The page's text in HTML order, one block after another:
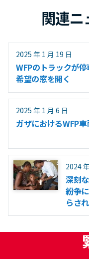
関連ニ
2025 年 1 月 19 日
WFPのトラックが
希望の窓を開く
2025 年 1 月 6 日
ガザにおけるWFP
2024
深刻
紛争
らさ